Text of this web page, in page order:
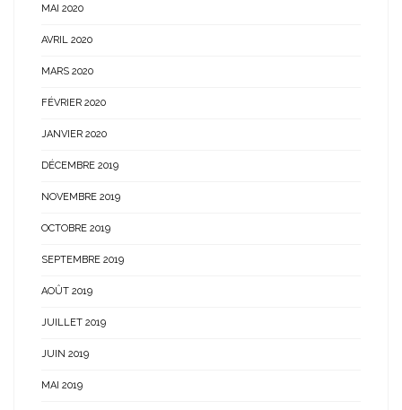
MAI 2020
AVRIL 2020
MARS 2020
FÉVRIER 2020
JANVIER 2020
DÉCEMBRE 2019
NOVEMBRE 2019
OCTOBRE 2019
SEPTEMBRE 2019
AOÛT 2019
JUILLET 2019
JUIN 2019
MAI 2019